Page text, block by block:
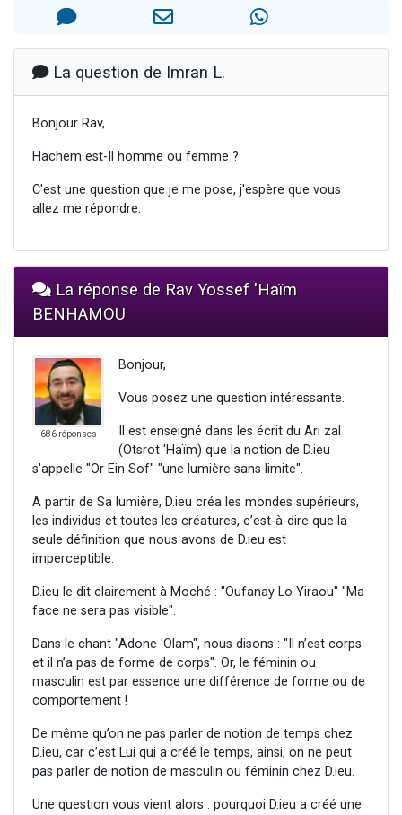
Il reste 49 places pour étudier en groupe sur Zoom
12 nouvelles musiques dans Torah-Box Music
La question de Imran L.
Bonjour Rav,
Hachem est-Il homme ou femme ?
C'est une question que je me pose, j'espère que vous
allez me répondre.
La réponse de Rav Yossef 'Haïm
BENHAMOU
686 réponses
Bonjour,
Vous posez une question intéressante.
Il est enseigné dans les écrit du Ari zal
(Otsrot 'Haïm) que la notion de D.ieu
s'appelle "Or Ein Sof" "une lumière sans limite".
A partir de Sa lumière, D.ieu créa les mondes supérieurs,
les individus et toutes les créatures, c’est-à-dire que la
seule définition que nous avons de D.ieu est
imperceptible.
D.ieu le dit clairement à Moché : "Oufanay Lo Yiraou" "Ma
face ne sera pas visible".
Dans le chant "Adone 'Olam", nous disons : "Il n’est corps
et il n’a pas de forme de corps". Or, le féminin ou
masculin est par essence une différence de forme ou de
comportement !
De même qu’on ne pas parler de notion de temps chez
D.ieu, car c’est Lui qui a créé le temps, ainsi, on ne peut
pas parler de notion de masculin ou féminin chez D.ieu.
Une question vous vient alors : pourquoi D.ieu a créé une